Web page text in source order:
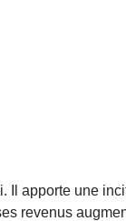
Il apporte une
revenus